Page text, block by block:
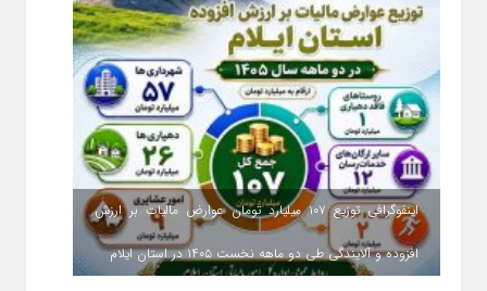
اینفوگرافی توزیع ۱۰۷ میلیارد تومان عوارض مالیات بر ارزش
افزوده و آلایندگی طی دو ماهه نخست ۱۴۰۵ در استان ایلام